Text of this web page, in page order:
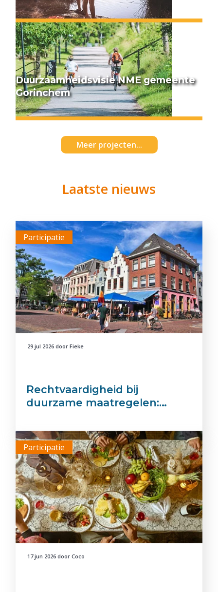
Duurzaamheidsvisie NME gemeente
Gorinchem
Meer projecten...
Laatste nieuws
Participatie
29 jul 2026 door Fieke
Rechtvaardigheid bij
duurzame maatregelen:…
Participatie
17 jun 2026 door Coco